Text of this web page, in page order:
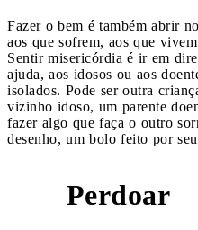
Fazer o bem é também abrir
aos que sofrem, aos que
Sentir misericórdia é ir em
ajuda, aos idosos ou aos
isolados. Pode ser outra
vizinho idoso, um parente
fazer algo que faça o outro
desenho, um bolo feito por
Perdoar